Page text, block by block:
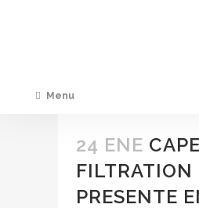
Menu
24 ENE
FILTRATION
PRESENTE